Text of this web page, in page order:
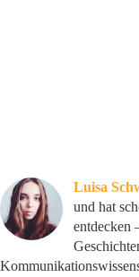
Luisa
und hat
entdecken